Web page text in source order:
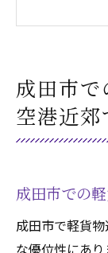
成田
成田
要性
くサービ
成田
成田市
空港近
成田市での
成田市で軽貨
な優位性にあ